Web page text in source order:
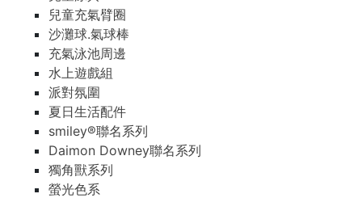
兒童充氣臂圈
沙灘球.氣球棒
充氣泳池周邊
水上遊戲組
派對氛圍
夏日生活配件
smiley®聯名系列
Daimon Downey聯名系列
獨角獸系列
螢光色系